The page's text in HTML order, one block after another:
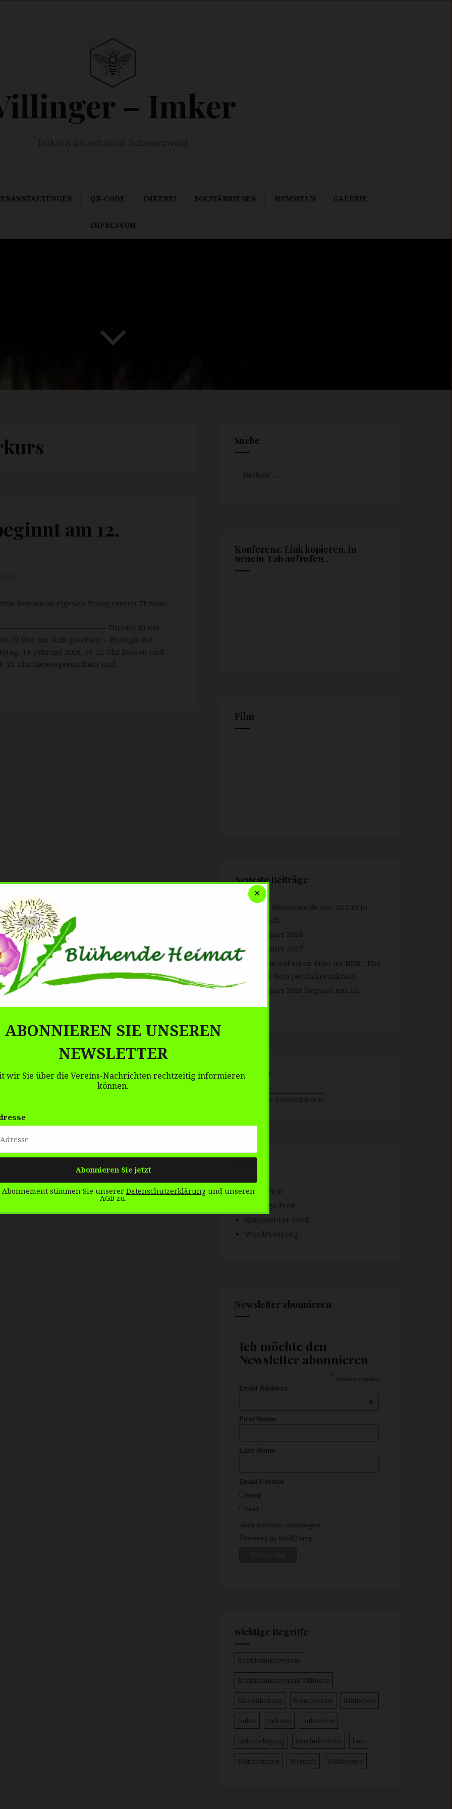
– Imker
QR-CODE IMKEREI SOLITÄRBIENEN HUMMELN GALERIE
IMPRESSUM
am 12.
bewahren eigenen Honig ernten Theorie
Theorie in der
22 Uhr Ins Volk geschaut – Biologie der
19. Februar 2016, 19-22 Uhr Bienen und
22 Uhr Bienengesundheit und
Suche
Konferenz: Link kopieren, in
neuem Tab aufrufen…
Film
Neueste Beiträge
Forum Bienenweide am 16.2.18 in
Gengenbach
Imkerkurs 2018
Imkerkurs 2017
Hinweis auf einen Film im NDR : Das
Kreuz mit dem Jacobskreuzkraut
Imkerkurs 2016 beginnt am 12.
Themen
Anmelden
Eintrags-Feed
Kommentar-Feed
WordPress.org
Newsletter abonnieren
Ich möchte den
Newsletter abonnieren
* indicates required
Email Address
*
First Name
Last Name
Email Format
html
text
View previous campaigns.
Powered by MailChimp
wichtige Begriffe
Bezirksimkerverein
Bezirksimkerverein Villingen
Bienenhaltung Bienenweide Blühwiese
Imker Imkerei Imkerkurs
Imkerlehrgang jungimkerkurs kurs
Solitärbienen Westrich Wildbienen
ABONNIEREN SIE UNSEREN
NEWSLETTER
wir Sie über die Vereins-Nachrichten rechtzeitig informieren
können.
stimmen Sie unserer Datenschutzerklärung und unseren
AGB zu.
×